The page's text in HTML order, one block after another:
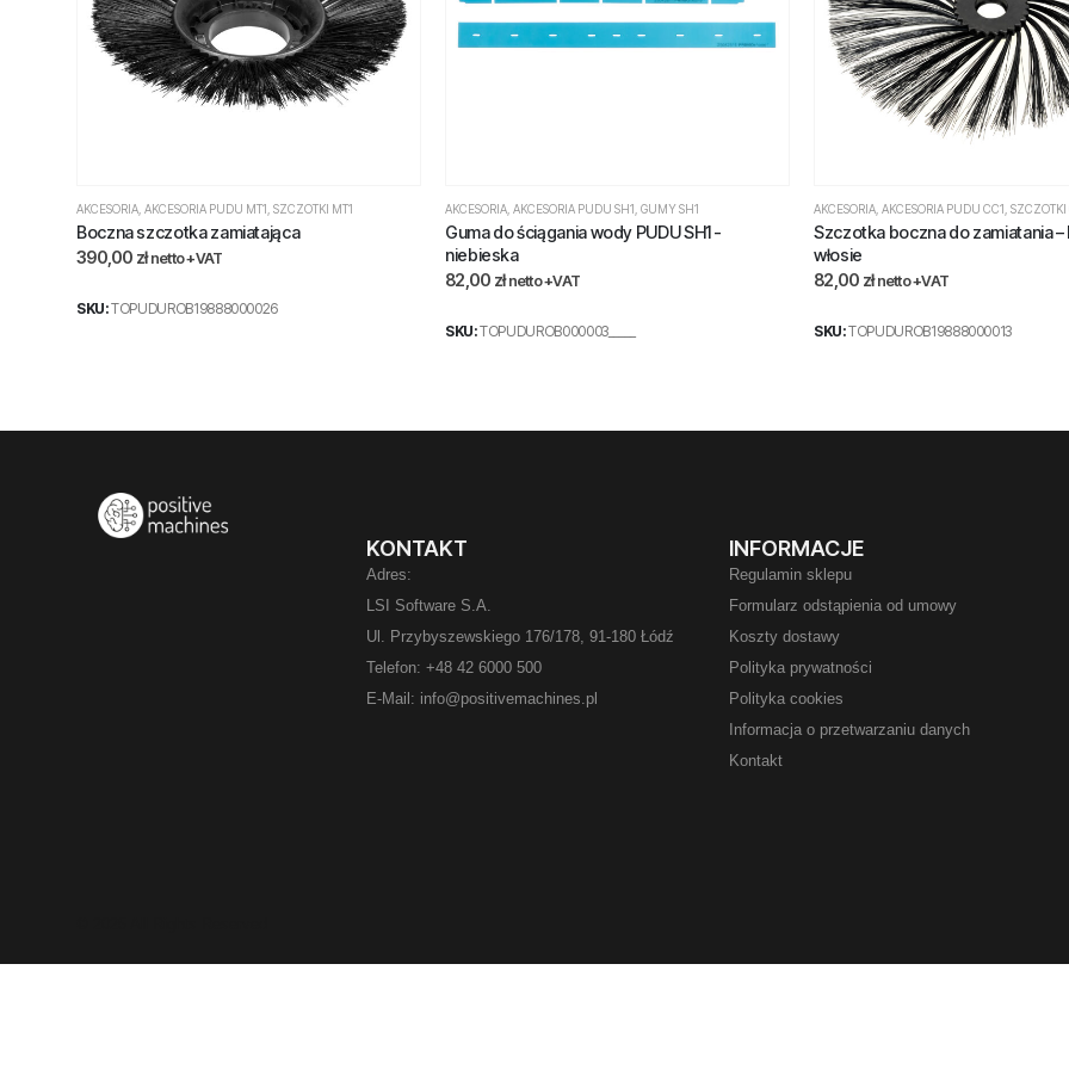
AKCESORIA AKCESORIA PUDU MT1 SZCZOTKI MT1
Boczna szczotka zamiatająca
390,00 zł netto +VAT
SKU:TOPUDUROB19888000026
AKCESORIA AKCESORIA PUDU SH1 GUMY SH1
Guma do ściągania wody PUDU SH1 -
niebieska
82,00 zł netto +VAT
SKU:TOPUDUROB000003_____
AKCESORIA AKCESORIA PUDU CC1 SZCZOTKI
Szczotka boczna do zamiatania –
włosie
82,00 zł netto +VAT
SKU:TOPUDUROB19888000013
KONTAKT
Adres:
LSI Software S.A.
Ul. Przybyszewskiego 176/178, 91-180 Łódź
Telefon: +48 42 6000 500
E-Mail: info@positivemachines.pl
INFORMACJE
Regulamin sklepu
Formularz odstąpienia od umowy
Koszty dostawy
Polityka prywatności
Polityka cookies
Informacja o przetwarzaniu danych
Kontakt